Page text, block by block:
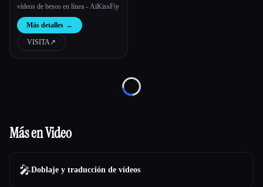
vídeos de besos en línea - AiKissFiy
Más detalles →
VISITA↗︎
Loading...
Más en Video
🎤Doblaje y traducción de vídeos